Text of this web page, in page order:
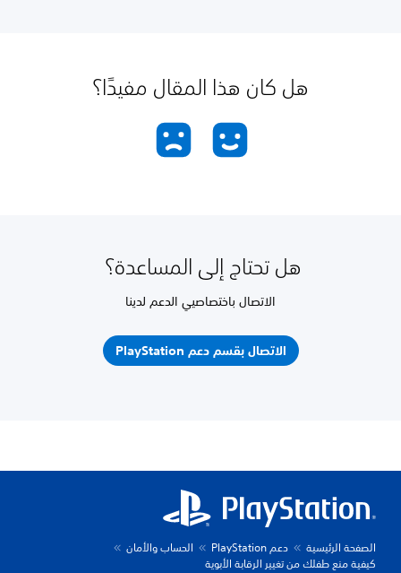
هل كان هذا المقال مفيدًا؟
هل تحتاج إلى المساعدة؟
الاتصال باختصاصيي الدعم لدينا
الاتصال بقسم دعم PlayStation
الصفحة الرئيسية دعم PlayStation
الحساب والأمان
كيفية منع طفلك من تغيير الرقابة الأبوية